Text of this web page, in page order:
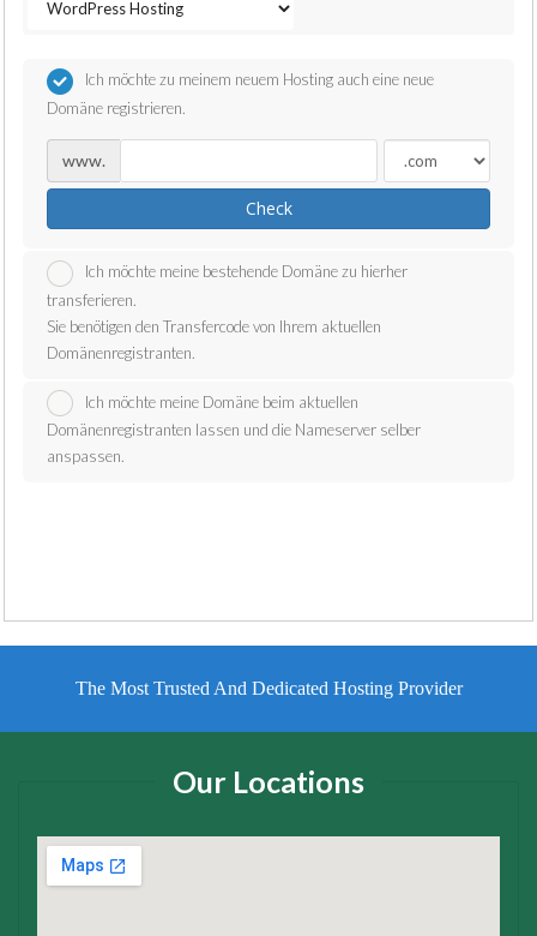
Ich möchte zu meinem neuem Hosting auch eine neue
Domäne registrieren.
www.
Check
Ich möchte meine bestehende Domäne zu hierher
transferieren.
Sie benötigen den Transfercode von Ihrem aktuellen
Domänenregistranten.
Ich möchte meine Domäne beim aktuellen
Domänenregistranten lassen und die Nameserver selber
anspassen.
The Most Trusted And Dedicated Hosting Provider
Our Locations